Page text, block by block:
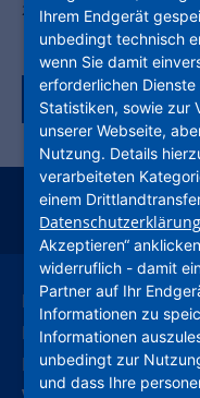
2025
Zurück zur
instagram
Leichte Sprache
Deutsche
Kontakt
Ihrem Endgerät
unbedingt technisch
wenn Sie damit
erforderlichen
Statistiken, sowie zur
unserer Webseite,
Nutzung. Details
verarbeiteten
einem
Datenschutzerklärung
Akzeptieren“
widerruflich - damit
Partner auf Ihr
Informationen zu
Informationen
unbedingt zur
und dass Ihre